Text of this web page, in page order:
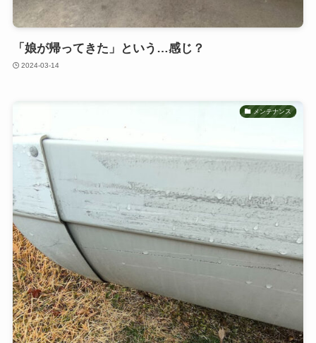
「娘が帰ってきた」という…感じ？
2024-03-14
メンテナンス